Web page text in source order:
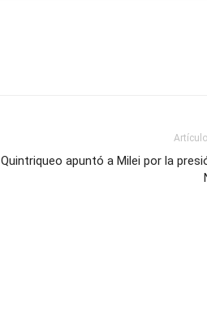
Quintriqueo apuntó a Milei por la